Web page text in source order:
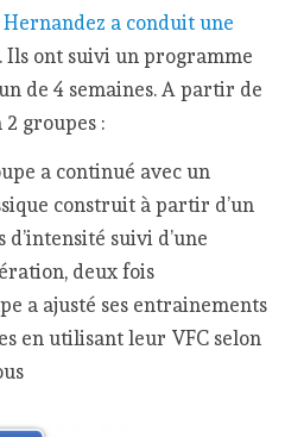
a conduit une
. Ils ont suivi un programme
de 4 semaines. A partir de
groupes :
a continué avec un
construit à partir d’un
d’intensité suivi d’une
deux fois
a ajusté ses entrainements
en utilisant leur VFC selon